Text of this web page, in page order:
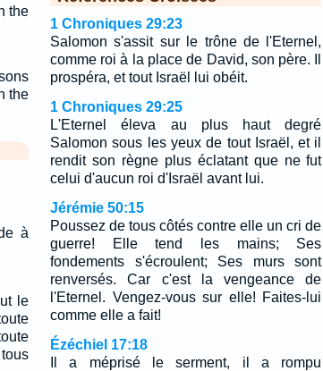
the
the
à
le
1 Chroniques 29:23
Salomon s'assit sur le trône de l'Eternel,
comme roi à la place de David, son père. Il
prospéra, et tout Israël lui obéit.
1 Chroniques 29:25
L'Eternel éleva au plus haut degré
Salomon sous les yeux de tout Israël, et il
rendit son règne plus éclatant que ne fut
celui d'aucun roi d'Israël avant lui.
Jérémie 50:15
Poussez de tous côtés contre elle un cri de
guerre! Elle tend les mains; Ses
fondements s'écroulent; Ses murs sont
renversés. Car c'est la vengeance de
l'Eternel. Vengez-vous sur elle! Faites-lui
comme elle a fait!
Ézéchiel 17:18
Il a méprisé le serment, il a rompu